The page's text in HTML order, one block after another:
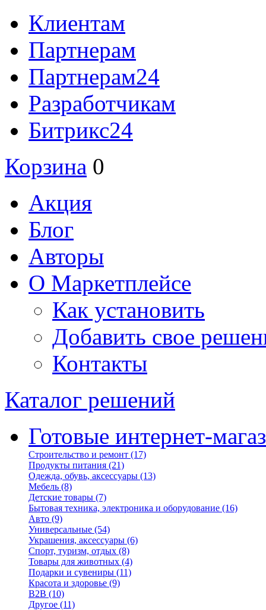
Клиентам
Партнерам
Партнерам24
Разработчикам
Битрикс24
Корзина 0
Акция
Блог
Авторы
О Маркетплейсе
Как установить
Добавить свое
Контакты
Каталог решений
Готовые интернет-
Строительство и ремонт (17)
Продукты питания (21)
Одежда, обувь, аксессуары (13)
Мебель (8)
Детские товары (7)
Бытовая техника, электроника и оборудование (16)
Авто (9)
Универсальные (54)
Украшения, аксессуары (6)
Спорт, туризм, отдых (8)
Товары для животных (4)
Подарки и сувениры (11)
Красота и здоровье (9)
B2B (10)
Другое (11)